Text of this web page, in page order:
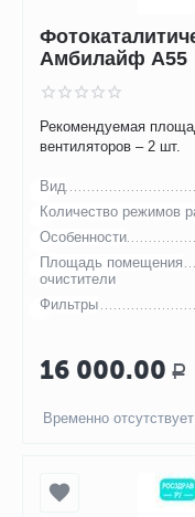
Амбилайф А55
Рекомендуемая
вентиляторов – 2 шт.
Вид
Количество режимов
Особенности
Площадь помещения
очистители
Фильтры
16 000.00 Р
Временно отсутствует